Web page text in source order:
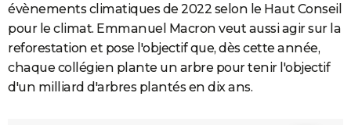
évènements climatiques de 2022 selon le Haut Conseil
pour le climat. Emmanuel Macron veut aussi agir sur la
reforestation et pose l'objectif que, dès cette année,
chaque collégien plante un arbre pour tenir l'objectif
d'un milliard d'arbres plantés en dix ans.